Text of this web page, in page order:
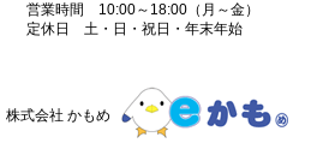
営業時間 10:00～18:00（月～金）
定休日 土・日・祝日・年末年始
株式会社 かもめ